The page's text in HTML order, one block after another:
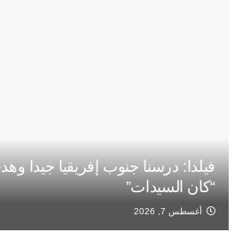
فيلدا: درسنا جنوب إفريقيا جيدا
“كان السيدات”
أغسطس 7, 2026